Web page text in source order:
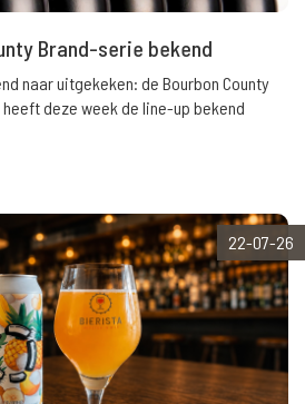
Brand-serie bekend
naar uitgekeken: de Bourbon County
deze week de line-up bekend
22-07-26